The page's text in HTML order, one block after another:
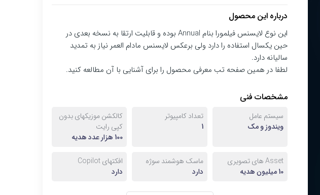
درباره این محصول
این نوع لایسنس فیلمورا بنام Annual بوده و قابلیت ارتقا به نسخه بعدی در
حین یکسال استفاده را دارد ولی برعکس لایسنس مادام العمر نیاز به تمدید
سالیانه دارد.
لطفا در همین صفحه تب معرفی محصول را برای آشنایی با آن مطالعه کنید.
مشخصات فنی
سیستم عامل
ویندوز و مک
تعداد کامپیوتر
1
کالکشن موزیکهای بدون
کپی رایت
100 هزار عدد هدیه
Asset های تصویری
10 میلیون هدیه
ماسک هوشمند سوژه
دارد
افکتهای Copilot
دارد